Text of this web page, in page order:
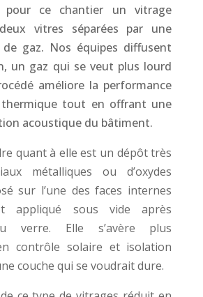
pour ce chantier un vitrage
vitres séparées par une
gaz. Nos équipes diffusent
un gaz qui se veut plus lourd
améliore la performance
tout en offrant une
acoustique du bâtiment.
quant à elle est un dépôt très
métalliques ou d’oxydes
sur l’une des faces internes
appliqué sous vide après
verre. Elle s’avère plus
contrôle solaire et isolation
couche qui se voudrait dure.